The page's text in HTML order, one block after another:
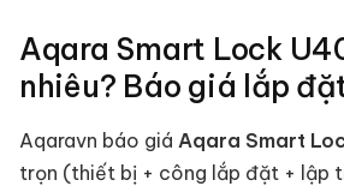
Aqara Smart Lock
nhiêu? Báo giá lắp
Aqaravn báo giá Aqara Smart
trọn (thiết bị + công lắp đặt + lập